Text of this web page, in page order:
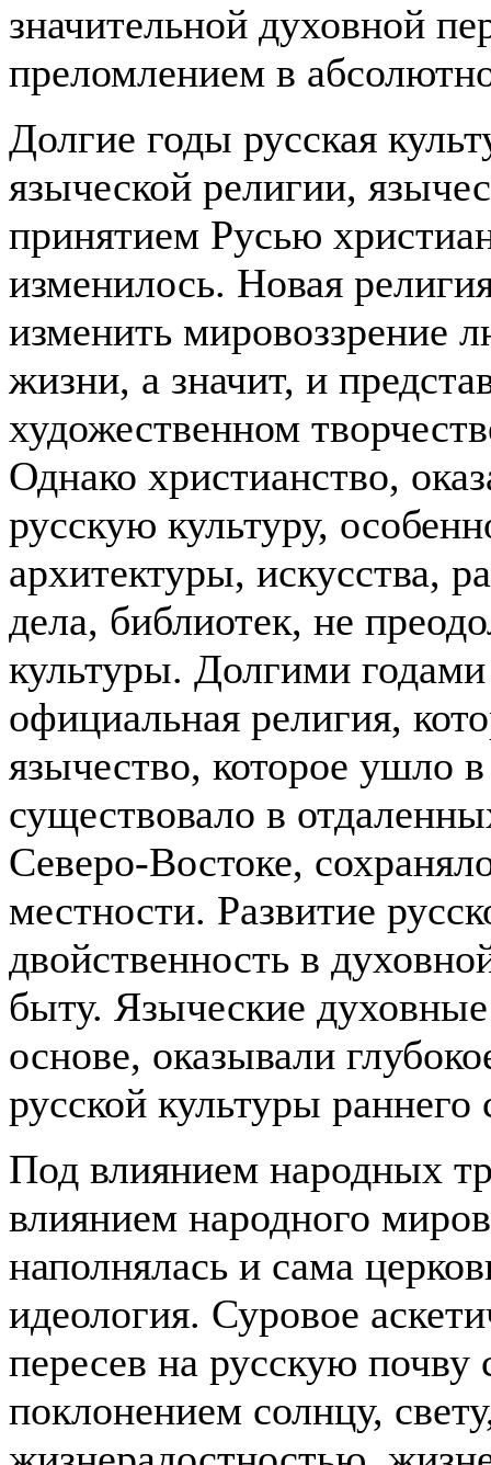
значительной духовной
преломлением в
Долгие годы русская
языческой религии,
принятием Русью
изменилось. Новая
изменить мировоззрение
жизни, а значит, и
художественном
Однако христианство,
русскую культуру,
архитектуры, искусства,
дела, библиотек, не
культуры. Долгими
официальная религия,
язычество, которое ушло
существовало в
Северо-Востоке,
местности. Развитие
двойственность в
быту. Языческие
основе, оказывали
русской культуры раннего
Под влиянием народных
влиянием народного
наполнялась и сама
идеология. Суровое
пересев на русскую почву
поклонением солнцу,